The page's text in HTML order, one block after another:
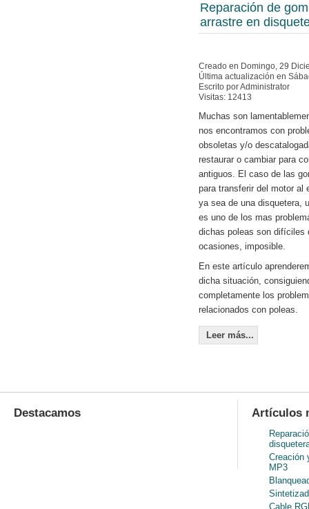
Reparación de
arrastre en
Creado en Domingo, 29
Última actualización en
Escrito por Administrator
Visitas: 12413
Muchas son
nos encontramos con
obsoletas y/o
restaurar o cambiar para
antiguos. El caso de las
para transferir del motor al
ya sea de una disquetera,
es uno de los mas
dichas poleas son difíciles
ocasiones, imposible.
En este artículo
dicha situación,
completamente los
relacionados con poleas.
Leer más...
Destacamos Artículos
Creación
MP3
Cable